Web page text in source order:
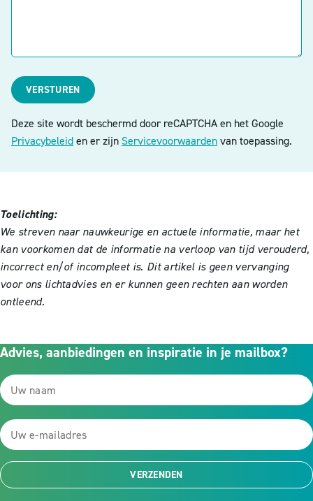
VERSTUREN
Deze site wordt beschermd door reCAPTCHA en het Google
Privacybeleiden er zijn Servicevoorwaardenvan toepassing.
Toelichting:
We streven naar nauwkeurige en actuele informatie, maar het
kan voorkomen dat de informatie na verloop van tijd verouderd,
incorrect en/of incompleet is. Dit artikel is geen vervanging
voor ons lichtadvies en er kunnen geen rechten aan worden
ontleend.
Advies, aanbiedingen en inspiratie in je mailbox?
VERZENDEN